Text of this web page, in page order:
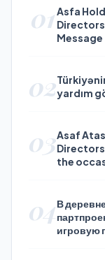
01Asfa
Directors
Message
02yardım
03Asaf
the
04В
игровую